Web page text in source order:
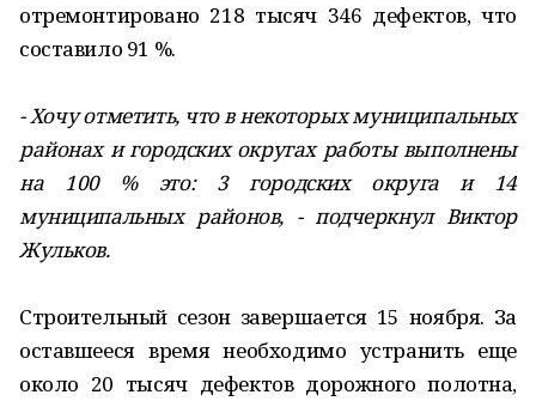
отремонтировано 218 тысяч 346 дефектов, что
составило 91 %.
- Хочу отметить, что в некоторых муниципальных
районах и городских округах работы выполнены
на 100 % это: 3 городских округа и 14
муниципальных районов, - подчеркнул Виктор
Жульков.
Строительный сезон завершается 15 ноября. За
оставшееся время необходимо устранить еще
около 20 тысяч дефектов дорожного полотна,